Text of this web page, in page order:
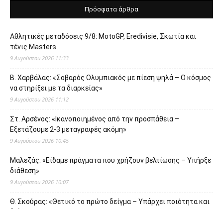
Πρόσφατα άρθρα
Αθλητικές μεταδόσεις 9/8: MotoGP, Eredivisie, Σκωτία και
τένις Masters
9 Αυγούστου 2026 11:33
Β. Χαρβάλας: «Σοβαρός Ολυμπιακός με πίεση ψηλά – Ο κόσμος
να στηρίξει με τα διαρκείας»
9 Αυγούστου 2026 11:12
Στ. Αρσένος: «Ικανοποιημένος από την προσπάθεια –
Εξετάζουμε 2-3 μεταγραφές ακόμη»
9 Αυγούστου 2026 10:45
Μαλεζάς: «Είδαμε πράγματα που χρήζουν βελτίωσης – Υπήρξε
διάθεση»
9 Αυγούστου 2026 10:07
Θ. Σκούρας: «Θετικό το πρώτο δείγμα – Υπάρχει ποιότητα και